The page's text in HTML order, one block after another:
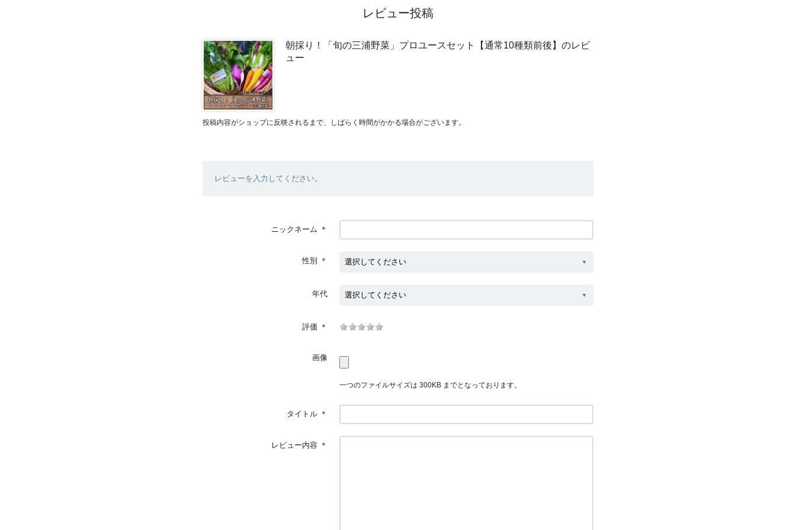
レビュー投稿
朝採り！「旬の三浦野菜」プロユースセット【通常10種類前後】のレビ
ュー
投稿内容がショップに反映されるまで、しばらく時間がかかる場合がございます。
レビューを入力してください。
ニックネーム ＊
性別 ＊
年代
評価 ＊
画像
一つのファイルサイズは 300KB までとなっております。
タイトル ＊
レビュー内容 ＊